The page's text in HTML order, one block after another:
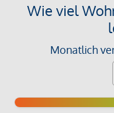
Wie viel
Monatlich